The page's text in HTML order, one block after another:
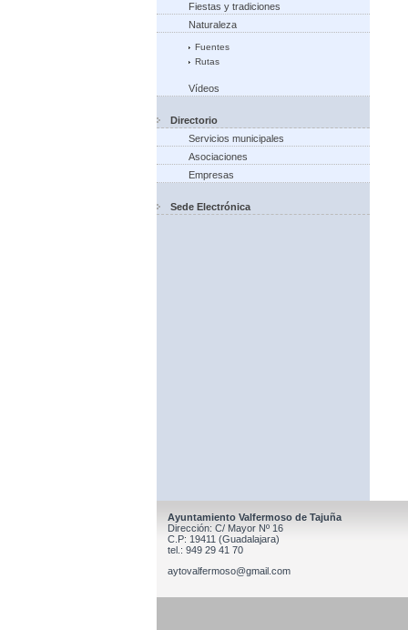
Fiestas y tradiciones
Naturaleza
Fuentes
Rutas
Vídeos
Directorio
Servicios municipales
Asociaciones
Empresas
Sede Electrónica
Ayuntamiento Valfermoso de Tajuña
Dirección: C/ Mayor Nº 16
C.P: 19411 (Guadalajara)
tel.: 949 29 41 70
aytovalfermoso@gmail.com